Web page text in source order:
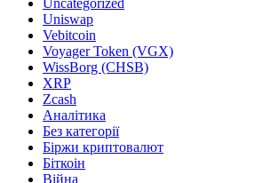
Uniswap
Vebitcoin
Voyager Token (VGX)
WissBorg (CHSB)
XRP
Zcash
Аналітика
Без категорії
Біржи криптовалют
Біткоін
Війна